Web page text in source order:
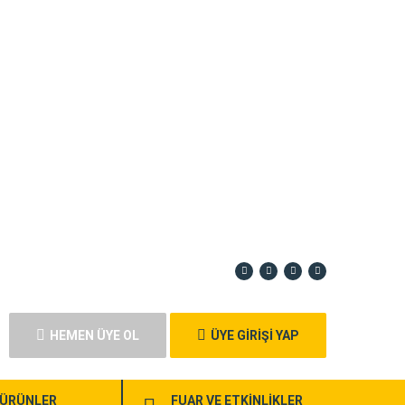
HEMEN ÜYE OL ÜYE GİRİŞİ YAP
ÜRÜNLER FUAR VE ETKİNLİKLER